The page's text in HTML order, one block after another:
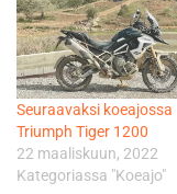
Seuraavaksi koeajossa
Triumph Tiger 1200
22 maaliskuun, 2022
Kategoriassa "Koeajo"